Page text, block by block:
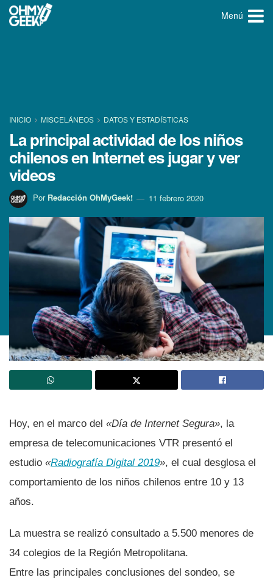
Menú
INICIO MISCELÁNEOS DATOS Y ESTADÍ­STICAS
La principal actividad de los niños
chilenos en Internet es jugar y ver
videos
Por Redacción OhMyGeek! 11 febrero 2020
Hoy, en el marco del «Dí­a de Internet Segura», la
empresa de telecomunicaciones VTR presentó el
estudio «Radiografí­a Digital 2019», el cual desglosa el
comportamiento de los niños chilenos entre 10 y 13
años.
La muestra se realizó consultado a 5.500 menores de
34 colegios de la Región Metropolitana.
Entre las principales conclusiones del sondeo, se